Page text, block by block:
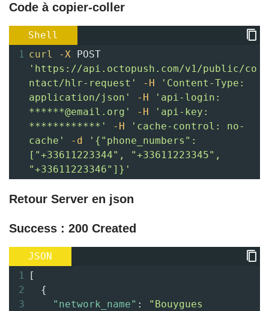
Code à copier-coller
Shell
1 curl -X
'https://api.octopush.com/v1/public/co
ntact/hlr-request'
-H
'Content-Type:
application/json'
-H
'api-login:
******@email.org'
-H
'api-key:
************'
-H
'cache-control: no-
cache'
-d
'{"phone_numbers":
["+33611223344", "+33611223345",
"+33611223346"]}'
Retour Server en json
Success : 200 Created
JSON
1
[
2
  {
3
"network_name" :
"Bouygues